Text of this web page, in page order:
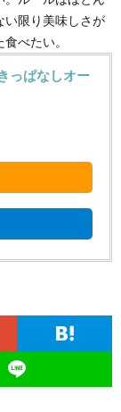
い限り美味しさが
べたい。
っぱなしオー